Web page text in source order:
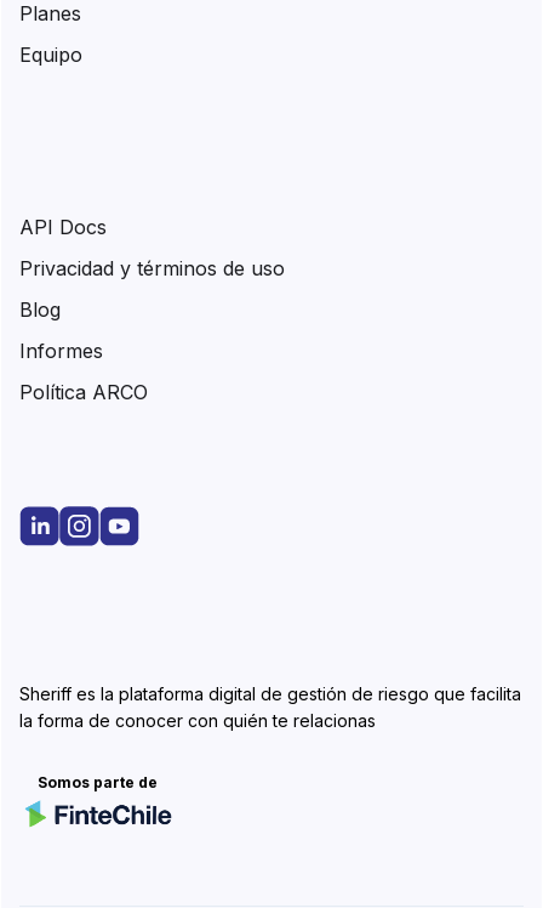
Sheriff es la plataforma digital de gestión de riesgo que facilita
la forma de conocer con quién te relacionas
Somos parte de
Planes
Equipo
API Docs
Privacidad y términos de uso
Blog
Informes
Política ARCO